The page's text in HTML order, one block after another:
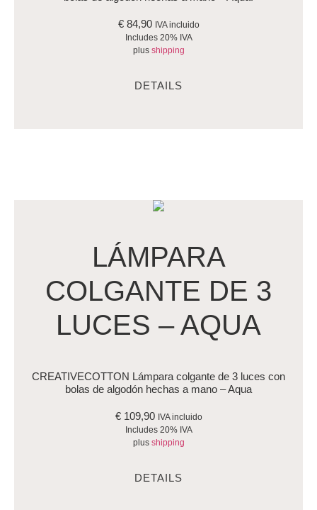
€84,90 IVA incluido
Includes 20% IVA
plus shipping
DETAILS
LÁMPARA
COLGANTE DE 3
LUCES – AQUA
CREATIVECOTTON Lámpara colgante de 3 luces con
bolas de algodón hechas a mano – Aqua
€109,90 IVA incluido
Includes 20% IVA
plus shipping
DETAILS